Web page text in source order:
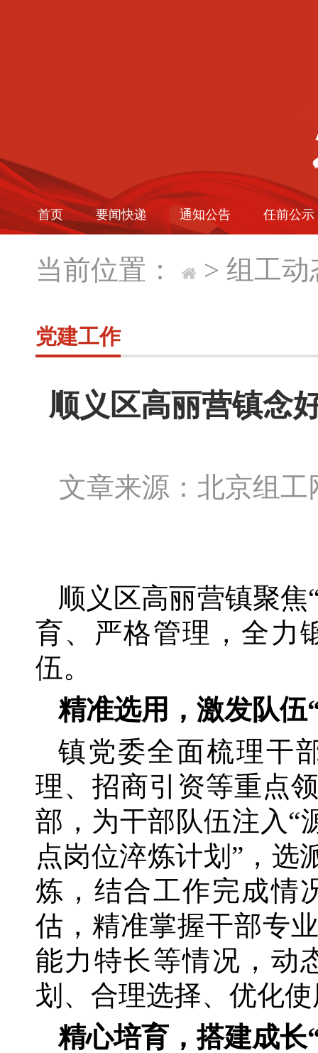
首页 要闻快递 通知公告 任前公示
当前位置： > 组工动
党建工作
顺义区高丽营镇念
文章来源：北京
顺义区高丽营镇聚焦
育、严格管理，全力
伍。
精准选用，激发队伍
镇党委全面梳理干
理、招商引资等重点
部，为干部队伍注入“
点岗位淬炼计划”，选
炼，结合工作完成情
估，精准掌握干部专
能力特长等情况，动
划、合理选择、优化
精心培育，搭建成长